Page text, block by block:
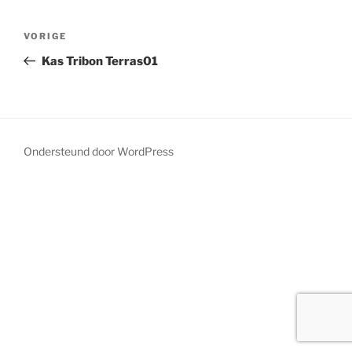
Vorig
bericht
VORIGE
Kas Tribon Terras01
Ondersteund door WordPress